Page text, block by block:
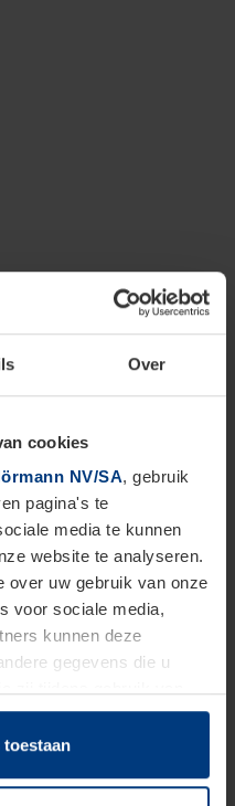
Over
cookies
NV/SA, gebruik
pagina's te
media te kunnen
website te analyseren.
over uw gebruik van onze
voor sociale media,
kunnen deze
gegevens die u
cookies op uw
is. Voor alle andere